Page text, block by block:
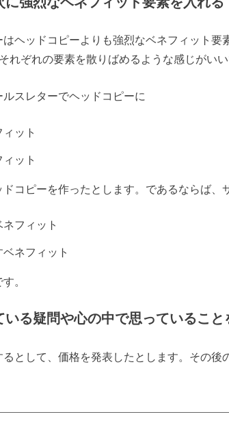
ヘッドコピーよりも強烈なベネフィット要
れぞれの要素を散りばめるような感じがいい
スレターでヘッドコピーに
ィット
ィット
コピーを作ったとします。であるならば、
ネフィット
ベネフィット
。
る疑問や心の中で思っていること
として、価格を発表したとします。その後